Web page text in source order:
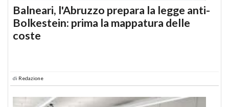
Balneari, l'Abruzzo prepara la legge anti-
Bolkestein: prima la mappatura delle
coste
di Redazione